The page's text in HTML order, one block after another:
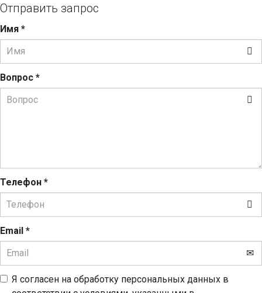
Отправить запрос
Имя *
Вопрос *
Телефон *
Email *
Я согласен на обработку персональных данных в